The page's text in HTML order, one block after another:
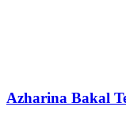
Azharina Bakal